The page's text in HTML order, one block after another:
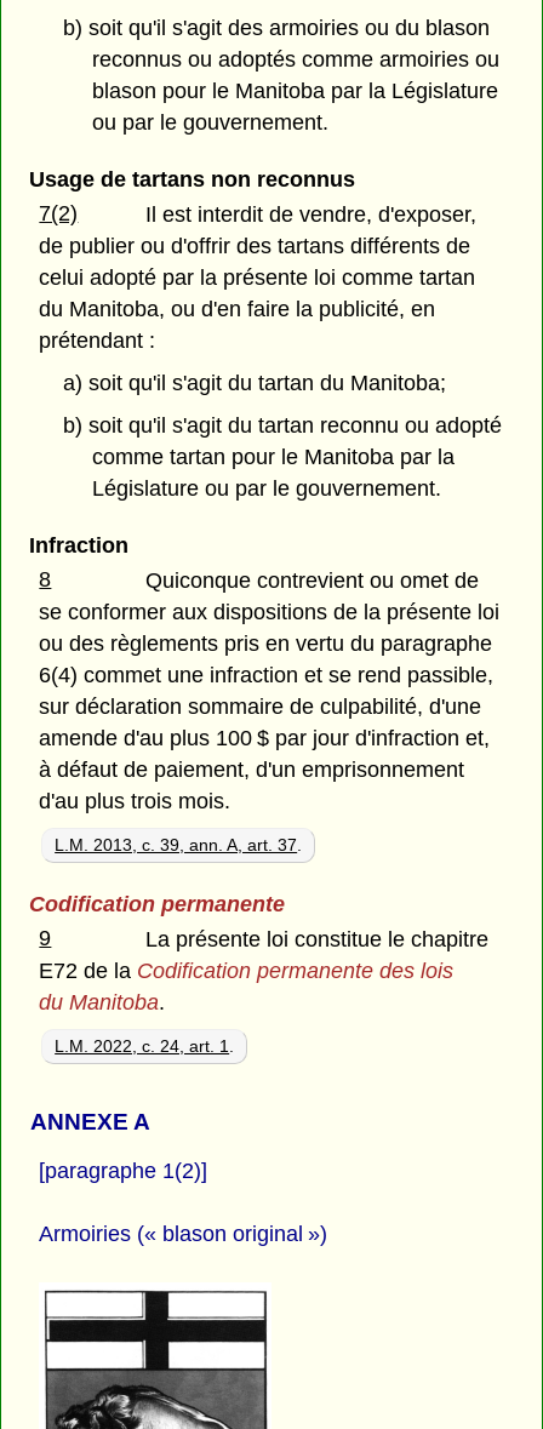
b) soit qu'il s'agit des armoiries ou du blason
reconnus ou adoptés comme armoiries ou
blason pour le Manitoba par la Législature
ou par le gouvernement.
Usage de tartans non reconnus
7(2)
Il est interdit de vendre, d'exposer,
de publier ou d'offrir des tartans différents de
celui adopté par la présente loi comme tartan
du Manitoba, ou d'en faire la publicité, en
prétendant :
a) soit qu'il s'agit du tartan du Manitoba;
b) soit qu'il s'agit du tartan reconnu ou adopté
comme tartan pour le Manitoba par la
Législature ou par le gouvernement.
Infraction
8
Quiconque contrevient ou omet de
se conformer aux dispositions de la présente loi
ou des règlements pris en vertu du paragraphe
6(4) commet une infraction et se rend passible,
sur déclaration sommaire de culpabilité, d'une
amende d'au plus 100 $ par jour d'infraction et,
à défaut de paiement, d'un emprisonnement
d'au plus trois mois.
L.M. 2013, c. 39, ann. A, art. 37
Codification permanente
9
La présente loi constitue le chapitre
E72 de la Codification permanente des lois
du Manitoba.
L.M. 2022, c. 24, art. 1
ANNEXE A
[paragraphe 1(2)]
Armoiries (« blason original »)